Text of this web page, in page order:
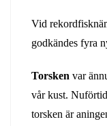
Vid
godkändes fyra
Torsken var
vår kust.
torsken är